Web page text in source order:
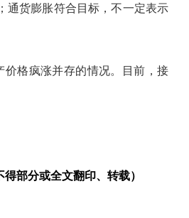
通货膨胀符合目标，不一定表示
格疯涨并存的情况。目前，接
部分或全文翻印、转载）